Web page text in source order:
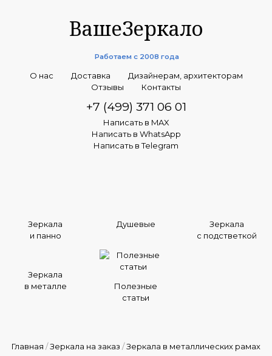
ВашеЗеркало
Работаем с 2008 года
О нас Доставка
Дизайнерам, архитекторам
Отзывы
Контакты
+7 (499) 371 06 01
Написать в MAX
Написать в WhatsApp
Написать в Telegram
Зеркала
и панно
Душевые
Зеркала
с подстветкой
Зеркала
в металле
Полезные
статьи
Главная /Зеркала на заказ /Зеркала в металлических рамах